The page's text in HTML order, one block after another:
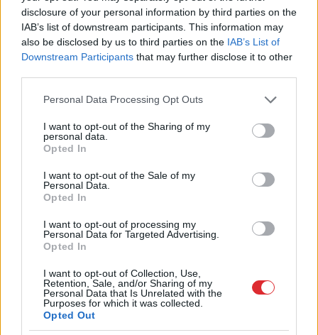
disclosure of your personal information by third parties on the
IAB’s list of downstream participants. This information may
also be disclosed by us to third parties on the IAB’s List of
Downstream Participants that may further disclose it to other
Please note that this website/app uses one or more Google
not limited to your visit or usage behaviour. You may click to
grant or deny consent to Google and its third-party tags to
use your data for below specified purposes in below Google
consent section.
Personal Data Processing Opt Outs
I want to opt-out of the Sharing of my
personal data.
Opted In
I want to opt-out of the Sale of my
Personal Data.
Opted In
I want to opt-out of processing my
Personal Data for Targeted Advertising.
Opted In
I want to opt-out of Collection, Use,
Retention, Sale, and/or Sharing of my
Personal Data that Is Unrelated with the
Purposes for which it was collected.
Opted Out
Aktīva interese par seksuālo veselību nav kauns,
bet gan rūpes par sevi. Mūsdienās informācija ir
pieejama, testi ir konfidenciāli un ātri, bet
ārstēšana – ja tāda nepieciešama – ir daudz
organizācija iesaka visiem tiem, kam regulāri
gadās mainīt dzimumpartnerus, laboratorisku
seksuāli transmisīvu slimību skrīningu veikt reizi
gadā.
Uz visiem citiem jautājumiem precīzas atbildes
no speciālistiem varēsiet iegūt pirmdien, 15.
jūnijā plkst. 13.00 TV24 raidījumā Dr.Apinis.